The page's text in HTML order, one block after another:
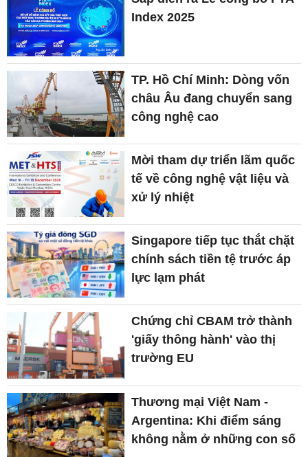
Index 2025
TP. Hồ Chí Minh: Dòng vốn
châu Âu đang chuyển sang
công nghệ cao
Mời tham dự triển lãm quốc
tế về công nghệ vật liệu và
xử lý nhiệt
Singapore tiếp tục thắt chặt
chính sách tiền tệ trước áp
lực lạm phát
Chứng chỉ CBAM trở thành
'giấy thông hành' vào thị
trường EU
Thương mại Việt Nam -
Argentina: Khi điểm sáng
không nằm ở những con số